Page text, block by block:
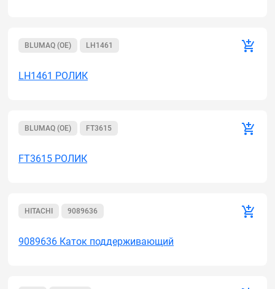
BLUMAQ (OE) LH1461
LH1461 РОЛИК
BLUMAQ (OE) FT3615
FT3615 РОЛИК
HITACHI 9089636
9089636 Каток поддерживающий